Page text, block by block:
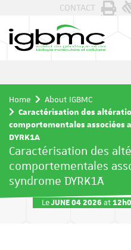
CONTACT
Home
About IGBMC
Caractérisation des
comportementales associées
DYRK1A
Caractérisation des
comportementales
syndrome DYRK1A
LeJUNE04 2026 at
Cookies management panel